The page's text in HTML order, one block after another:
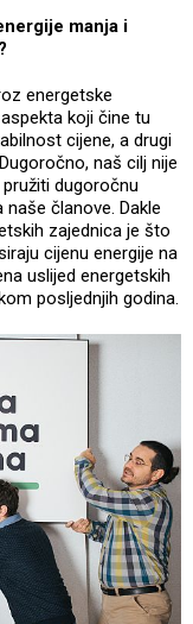
manja i
energetske
koji čine tu
cijene, a drugi
naš cilj nije
dugoročnu
članove. Dakle
zajednica je što
cijenu energije na
uslijed energetskih
posljednjih godina.